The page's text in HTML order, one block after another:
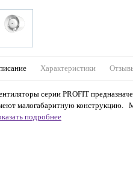
Характеристики
серии PROFIT
малогабаритную конструкцию.
подробнее